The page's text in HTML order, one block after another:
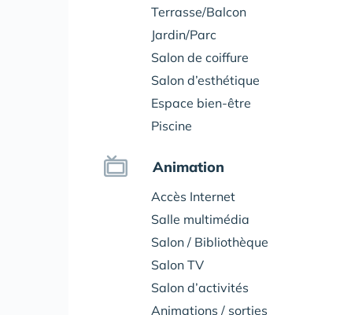
Terrasse/Balcon
Jardin/Parc
Salon de coiffure
Salon d’esthétique
Espace bien-être
Piscine
Animation
Accès Internet
Salle multimédia
Salon / Bibliothèque
Salon TV
Salon d’activités
Animations / sorties